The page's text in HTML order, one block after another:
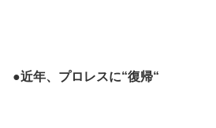
●近年、プロレスに“復帰“